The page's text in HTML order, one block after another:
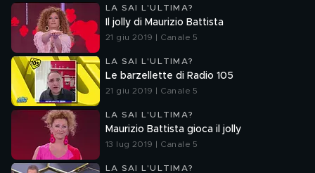
LA SAI L'ULTIMA?
Il jolly di Maurizio Battista
21 giu 2019 | Canale 5
LA SAI L'ULTIMA?
Le barzellette di Radio 105
21 giu 2019 | Canale 5
LA SAI L'ULTIMA?
Maurizio Battista gioca il jolly
13 lug 2019 | Canale 5
LA SAI L'ULTIMA?